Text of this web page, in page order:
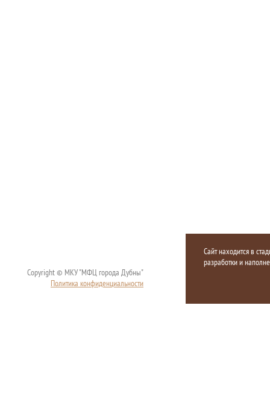
Copyright © МКУ "МФЦ города Дубны"
Политика конфиденциальности
Сайт находится в
разработки и